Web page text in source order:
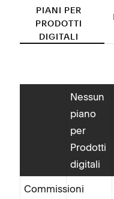
PIANI PER
PRODOTTI
DIGITALI
Nessun
piano
per
Prodotti
digitali
Commissioni